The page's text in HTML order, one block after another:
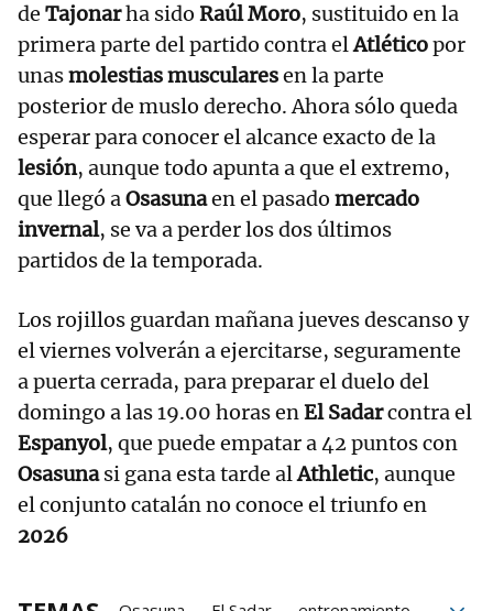
de Tajonarha sido Raúl Moro, sustituido en la
primera parte del partido contra elAtléticopor
unasmolestias muscularesen la parte
posterior de muslo derecho. Ahora sólo queda
esperar para conocer el alcance exacto de la
lesión, aunque todo apunta a que el extremo,
que llegó aOsasunaen el pasado mercado
invernal, se va a perder los dos últimos
partidos de la temporada.
Los rojillos guardan mañana jueves descanso y
el viernes volverán a ejercitarse, seguramente
a puerta cerrada, para preparar el duelo del
domingo a las 19.00 horas enEl Sadarcontra el
Espanyol, que puede empatar a 42 puntos con
Osasunasi gana esta tarde alAthletic, aunque
el conjunto catalán no conoce el triunfo en
2026